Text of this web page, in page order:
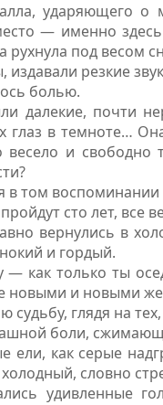
ударяющего о
— именно
под весом
резкие
болью.
далекие, почти
в темноте…
весело и
в том воспоминании
сто лет, все
вернулись в
и гордый.
— как только ты
новыми и новыми
глядя на
боли,
ели, как серые
словно
удивленные